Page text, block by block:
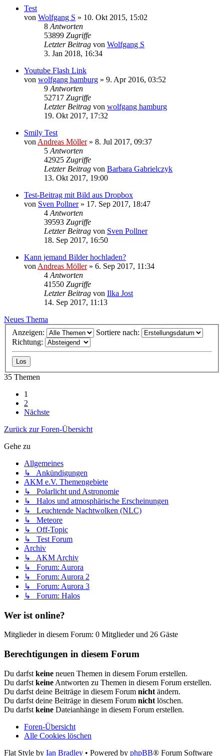
Test
von Wolfgang S » 10. Okt 2015, 15:02
8 Antworten
53899 Zugriffe
Letzter Beitrag von Wolfgang S
3. Jan 2018, 16:34
Youtube Flash Link
von wolfgang hamburg » 9. Apr 2016, 03:52
9 Antworten
52717 Zugriffe
Letzter Beitrag von wolfgang hamburg
19. Okt 2017, 17:32
Smily Test
von Andreas Möller» 8. Jul 2017, 09:37
5 Antworten
42925 Zugriffe
Letzter Beitrag von Barbara Gabrielczyk
13. Okt 2017, 19:00
Test-Beitrag mit Bild aus Dropbox
von Sven Pollner» 17. Sep 2017, 18:47
4 Antworten
39593 Zugriffe
Letzter Beitrag von Sven Pollner
18. Sep 2017, 16:50
Kann jemand Bilder hochladen?
von Andreas Möller» 6. Sep 2017, 11:34
4 Antworten
41550 Zugriffe
Letzter Beitrag von Ilka Jost
14. Sep 2017, 11:13
Neues Thema
Anzeigen:
Sortiere nach:
Richtung:
35 Themen
1
2
Nächste
Zurück zur Foren-Übersicht
Gehe zu
Allgemeines
↳ Ankündigungen
AKM e.V. Themengebiete
↳ Polarlicht und Astronomie
↳ Halos und atmosphärische Erscheinungen
↳ Leuchtende Nachtwolken (NLC)
↳ Meteore
↳ Off-Topic
↳ Test Forum
Archiv
↳ AKM Archiv
↳ Forum: Aurora
↳ Forum: Aurora 2
↳ Forum: Aurora 3
↳ Forum: Halos
Wer ist online?
Mitglieder in diesem Forum: 0 Mitglieder und 26 Gäste
Berechtigungen in diesem Forum
Du darfst keine neuen Themen in diesem Forum erstellen.
Du darfst keine Antworten zu Themen in diesem Forum erstellen.
Du darfst deine Beiträge in diesem Forum nicht ändern.
Du darfst deine Beiträge in diesem Forum nicht löschen.
Du darfst keine Dateianhänge in diesem Forum erstellen.
Foren-Übersicht
Alle Cookies löschen
Flat Style by Ian Bradley • Powered by phpBB® Forum Software